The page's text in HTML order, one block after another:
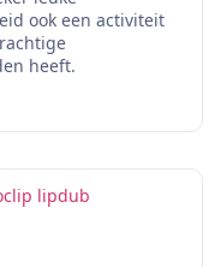
ook een activiteit
heeft.